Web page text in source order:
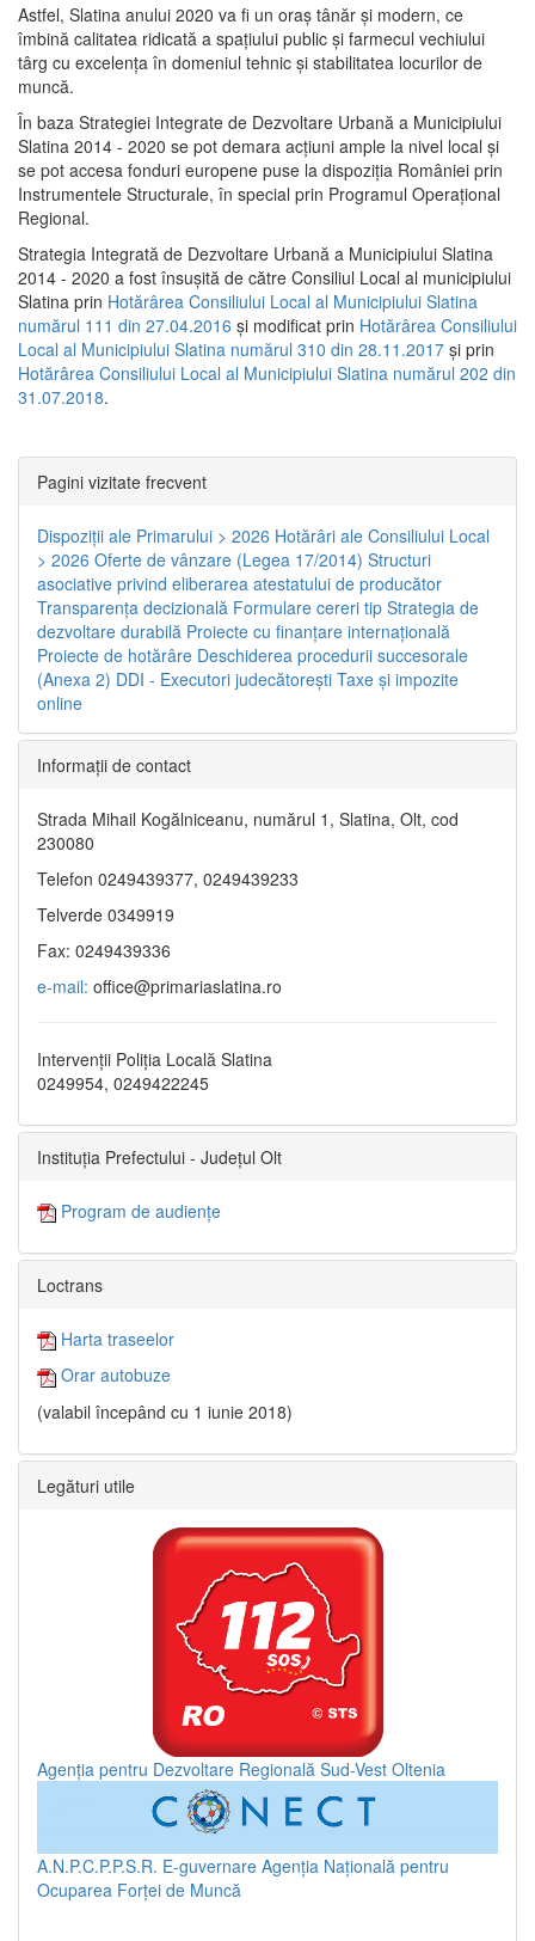
Astfel, Slatina anului 2020 va fi un oraş tânăr şi modern, ce
îmbină calitatea ridicată a spaţiului public şi farmecul vechiului
târg cu excelenţa în domeniul tehnic şi stabilitatea locurilor de
muncă.
În baza Strategiei Integrate de Dezvoltare Urbană a Municipiului
Slatina 2014 - 2020 se pot demara acţiuni ample la nivel local şi
se pot accesa fonduri europene puse la dispoziţia României prin
Instrumentele Structurale, în special prin Programul Operațional
Regional.
Strategia Integrată de Dezvoltare Urbană a Municipiului Slatina
2014 - 2020 a fost însuşită de către Consiliul Local al municipiului
Slatina prin Hotărârea Consiliului Local al Municipiului Slatina
numărul 111 din 27.04.2016 și modificat prin Hotărârea Consiliului
Local al Municipiului Slatina numărul 310 din 28.11.2017 și prin
Hotărârea Consiliului Local al Municipiului Slatina numărul 202 din
31.07.2018.
Pagini vizitate frecvent
Dispoziţii ale Primarului > 2026 Hotărâri ale Consiliului Local
> 2026 Oferte de vânzare (Legea 17/2014) Structuri
asociative privind eliberarea atestatului de producător
Transparenţa decizională Formulare cereri tip Strategia de
dezvoltare durabilă Proiecte cu finanţare internaţională
Proiecte de hotărâre Deschiderea procedurii succesorale
(Anexa 2) DDI - Executori judecătorești Taxe şi impozite
online
Informaţii de contact
Strada Mihail Kogălniceanu, numărul 1, Slatina, Olt, cod
230080
Telefon 0249439377, 0249439233
Telverde 0349919
Fax: 0249439336
e-mail: office@primariaslatina.ro
Intervenții Poliția Locală Slatina
0249954, 0249422245
Instituția Prefectului - Județul Olt
Program de audiențe
Loctrans
Harta traseelor
Orar autobuze
(valabil începând cu 1 iunie 2018)
Legături utile
Agenția pentru Dezvoltare Regională Sud-Vest Oltenia
A.N.P.C.P.P.S.R. E-guvernare Agenția Națională pentru
Ocuparea Forței de Muncă